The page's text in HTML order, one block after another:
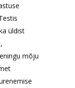
üldist
mõju